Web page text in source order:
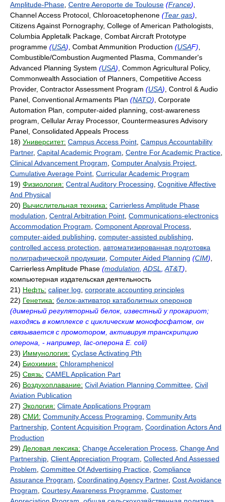
Amplitude-Phase Centre Aeroporte de Toulouse (France)
Channel Access Protocol, Chloroacetophenone (Tear gas)
Citizens Against Pornography, College of American Pathologists,
Columbia Appletalk Package, Combat Aircraft Prototype
programme (USA) , Combat Ammunition Production (USAF)
Combustible/Combustion Augmented Plasma, Commander's
Advanced Planning System (USA) , Common Agricultural Policy,
Commonwealth Association of Planners, Competitive Access
Provider, Contractor Assessment Program (USA) , Control & Audio
Panel, Conventional Armaments Plan (NATO) , Corporate
Automation Plan, computer-aided planning, cost-awareness
program, Cellular Array Processor, Countermeasures Advisory
Panel, Consolidated Appeals Process
18) Университет: Campus Access Point Campus Accountability
Partner, Capital Academic Program Centre For Academic Practice
Clinical Advancement Program Computer Analysis Project
Cumulative Average Point Curricular Academic Program
19) Физиология: Central Auditory Processing Cognitive Affective
And Physical
20) Вычислительная техника: Carrierless Amplitude Phase
modulation Central Arbitration Point Communications-electronics
Accommodation Program Component Approval Process
computer-aided publishing computer-assisted publishing
controlled access protection автоматизированная подготовка
полиграфической продукции Computer Aided Planning (CIM)
Carrierless Amplitude Phase (modulation ADSL AT&T)
компьютерная издательская деятельность
21) Нефть: caliper log corporate accounting principles
22) Генетика: белок-активатор катаболитных оперонов
(димерный регуляторный белок, известный у прокариот;
находясь в комплексе с циклическим монофосфатом, он
связывается с промотором, активируя транскрипцию
оперона, - например, lac-оперона E. coli)
23) Иммунология: Cyclase Activating Pth
24) Биохимия: Chloramphenicol
25) Связь: CAMEL Application Part
26) Воздухоплавание: Civil Aviation Planning Committee Civil
Aviation Publication
27) Экология: Climate Applications Program
28) СМИ: Community Access Programing Community Arts
Partnership Content Acquisition Program Coordination Actors And
Production
29) Деловая лексика: Change Acceleration Process Change And
Partnership Client Appreciation Program Collected And Assessed
Problem Committee Of Advertising Practice Compliance
Assurance Program Coordinating Agency Partner, Cost Avoidance
Program Courtesy Awareness Programme Customer